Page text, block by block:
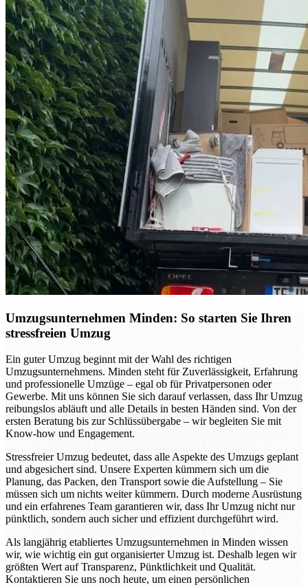
Umzugsunternehmen Minden: So starten Sie Ihren
stressfreien Umzug
Ein guter Umzug beginnt mit der Wahl des richtigen
Umzugsunternehmens. Minden steht für Zuverlässigkeit, Erfahrung
und professionelle Umzüge – egal ob für Privatpersonen oder
Gewerbe. Mit uns können Sie sich darauf verlassen, dass Ihr Umzug
reibungslos abläuft und alle Details in besten Händen sind. Von der
ersten Beratung bis zur Schlüssübergabe – wir begleiten Sie mit
Know-how und Engagement.
Stressfreier Umzug bedeutet, dass alle Aspekte des Umzugs geplant
und abgesichert sind. Unsere Experten kümmern sich um die
Planung, das Packen, den Transport sowie die Aufstellung – Sie
müssen sich um nichts weiter kümmern. Durch moderne Ausrüstung
und ein erfahrenes Team garantieren wir, dass Ihr Umzug nicht nur
pünktlich, sondern auch sicher und effizient durchgeführt wird.
Als langjährig etabliertes Umzugsunternehmen in Minden wissen
wir, wie wichtig ein gut organisierter Umzug ist. Deshalb legen wir
größten Wert auf Transparenz, Pünktlichkeit und Qualität.
Kontaktieren Sie uns noch heute, um einen persönlichen